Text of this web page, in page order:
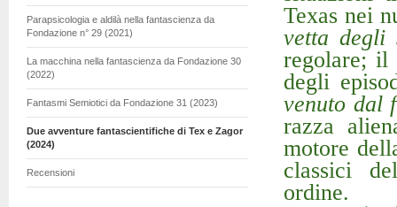
Parapsicologia e aldilà nella fantascienza da
Fondazione n° 29 (2021)
La macchina nella fantascienza da Fondazione 30
(2022)
Fantasmi Semiotici da Fondazione 31 (2023)
Due avventure fantascientifiche di Tex e Zagor
(2024)
Recensioni
Texas nei
vetta degli
regolare; il
degli
venuto dal
razza
motore
classici
ordine.